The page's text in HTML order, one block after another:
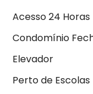
Acesso 24 Horas
Condomínio
Elevador
Perto de Escolas